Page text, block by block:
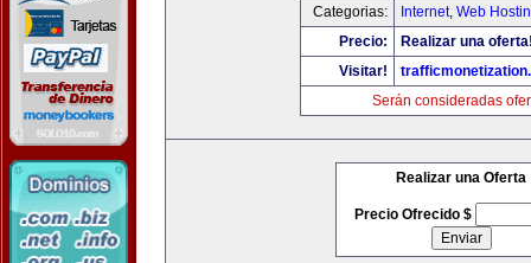
Categorias:
Internet, Web
Precio:
Realizar una
Visitar!
Serán consideradas
Realizar una Oferta
Precio Ofrecido $